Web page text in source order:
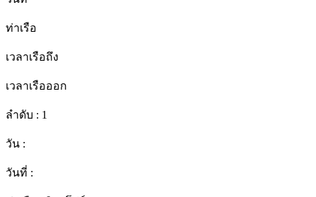
ท่าเรือ
เวลาเรือถึง
เวลาเรือออก
ลำดับ : 1
วัน :
วันที่ :